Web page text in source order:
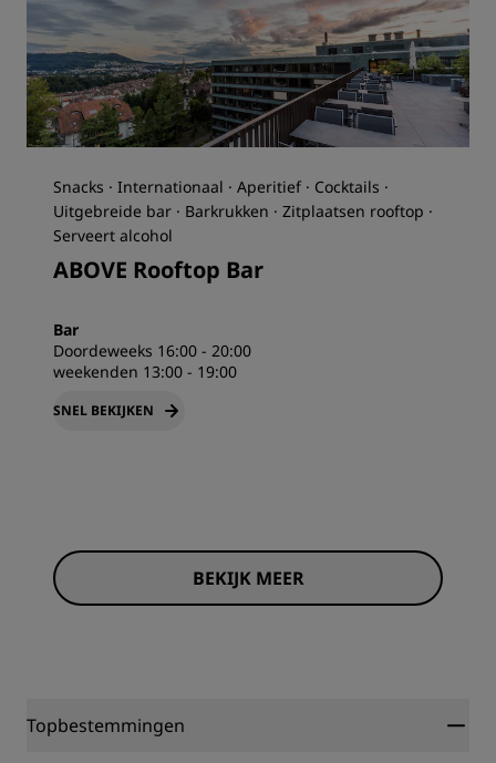
Snacks · Internationaal · Aperitief · Cocktails ·
Uitgebreide bar · Barkrukken · Zitplaatsen rooftop ·
Serveert alcohol
ABOVE Rooftop Bar
Bar
Doordeweeks 16:00 - 20:00
weekenden 13:00 - 19:00
SNEL BEKIJKEN
BEKIJK MEER
Topbestemmingen